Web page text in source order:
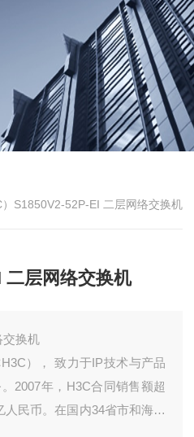
）S1850V2-52P-EI 二层网络交换机
二层网络交换机
交换机
）， 致力于IP技术与产品
2007年，H3C合同销售额超
民币。在国内34省市和海外